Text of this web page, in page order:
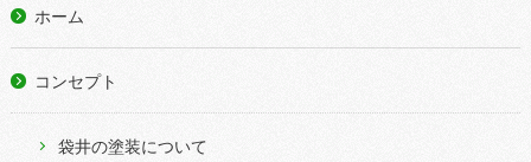
ホーム
コンセプト
袋井の塗装について